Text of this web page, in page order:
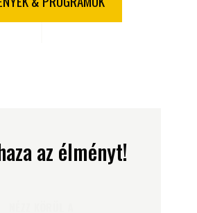
az élményt!